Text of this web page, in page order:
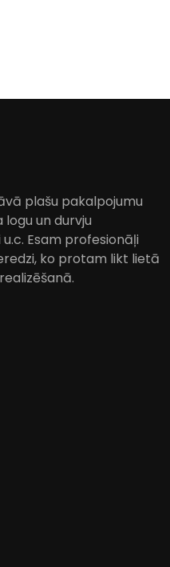
plašu pakalpojumu
un durvju
Esam profesionāļi
ko protam likt lietā